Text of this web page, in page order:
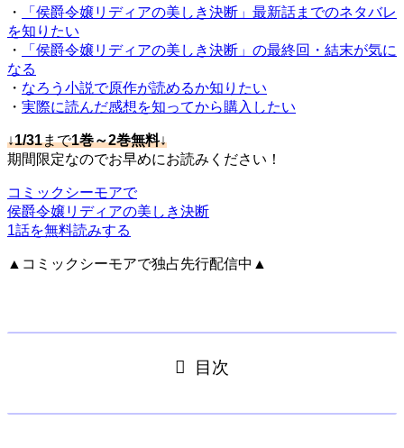
・
「侯爵令嬢リディアの美しき決断」最新話までのネタバレ
を知りたい
・
「侯爵令嬢リディアの美しき決断」の最終回・結末が気に
なる
・ なろう小説で原作が読めるか知りたい
・ 実際に読んだ感想を知ってから購入したい
↓1/31まで1巻～2巻無料↓
期間限定なのでお早めにお読みください！
コミックシーモアで
侯爵令嬢リディアの美しき決断
1話を無料読みする
▲コミックシーモアで独占先行配信中▲
目次